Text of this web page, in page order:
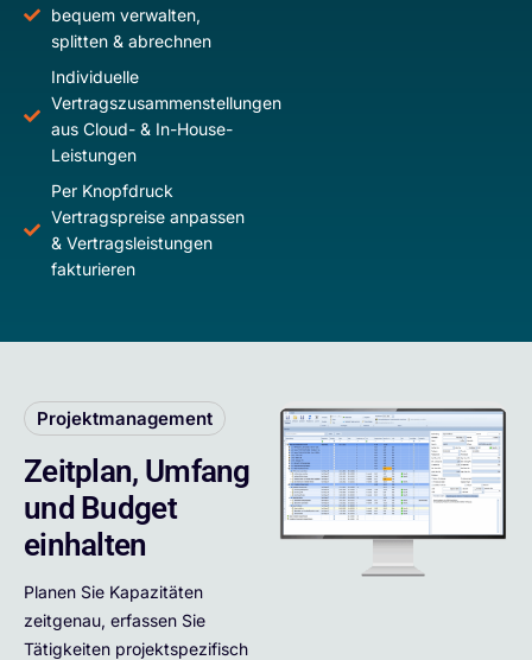
bequem verwalten,
splitten & abrechnen
Individuelle
Vertragszusammenstellungen
aus Cloud- & In-House-
Leistungen
Per Knopfdruck
Vertragspreise anpassen
& Vertragsleistungen
fakturieren
Projektmanagement
Zeitplan, Umfang
und Budget
einhalten
Planen Sie Kapazitäten
zeitgenau, erfassen Sie
Tätigkeiten projektspezifisch